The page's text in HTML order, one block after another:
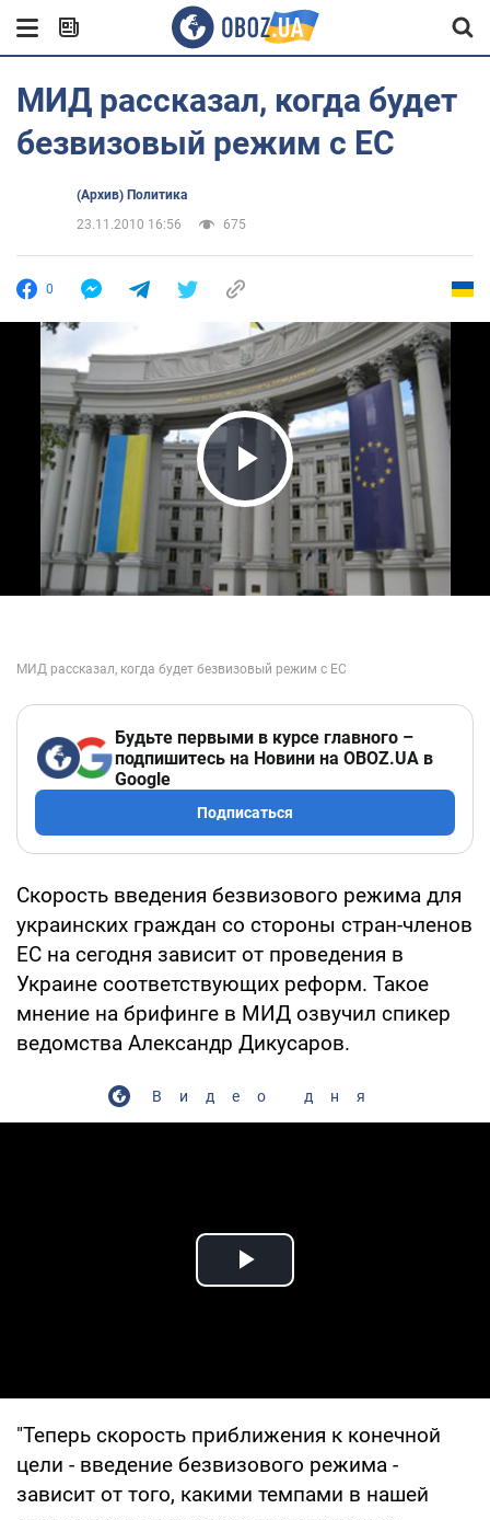
МИД рассказал, когда будет
безвизовый режим с ЕС
(Архив) Политика
23.11.2010 16:56
675
0
Play Video
Будьте первыми в курсе главного –
подпишитесь на Новини на OBOZ.UA в
Google
Подписаться
Скорость введения безвизового режима для
украинских граждан со стороны стран-членов
ЕС на сегодня зависит от проведения в
Украине соответствующих реформ. Такое
мнение на брифинге в МИД озвучил спикер
ведомства Александр Дикусаров.
Видео дня
Play Video
"Теперь скорость приближения к конечной
цели - введение безвизового режима -
зависит от того, какими темпами в нашей